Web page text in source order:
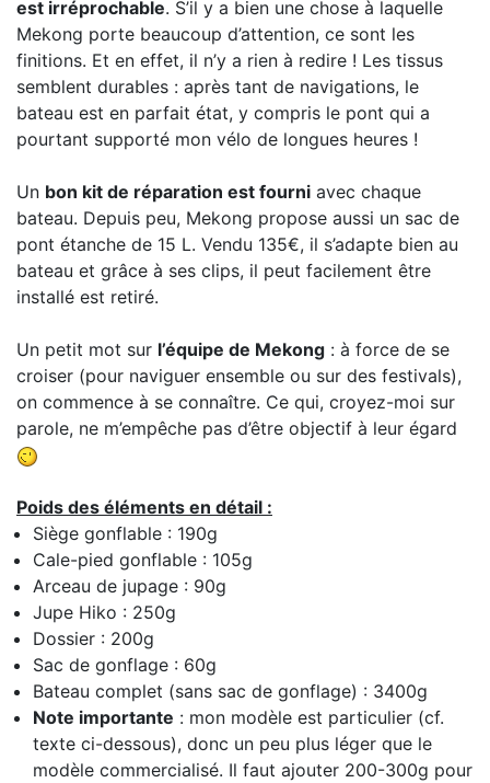
est irréprochable. S’il y a bien une chose à laquelle
Mekong porte beaucoup d’attention, ce sont les
finitions. Et en effet, il n’y a rien à redire ! Les tissus
semblent durables : après tant de navigations, le
bateau est en parfait état, y compris le pont qui a
pourtant supporté mon vélo de longues heures !
Un bon kit de réparation est fourni avec chaque
bateau. Depuis peu, Mekong propose aussi un sac de
pont étanche de 15 L. Vendu 135€, il s’adapte bien au
bateau et grâce à ses clips, il peut facilement être
installé est retiré.
Un petit mot sur l’équipe de Mekong : à force de se
croiser (pour naviguer ensemble ou sur des festivals),
on commence à se connaître. Ce qui, croyez-moi sur
parole, ne m’empêche pas d’être objectif à leur égard
Poids des éléments en détail :
Siège gonflable : 190g
Cale-pied gonflable : 105g
Arceau de jupage : 90g
Jupe Hiko : 250g
Dossier : 200g
Sac de gonflage : 60g
Bateau complet (sans sac de gonflage) : 3400g
Note importante : mon modèle est particulier (cf.
texte ci-dessous), donc un peu plus léger que le
modèle commercialisé. Il faut ajouter 200-300g pour